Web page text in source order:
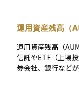
やを理解しておく
れています。資産
ン、債券などの価
注目することはと
策によって金利は
り良い投資判断に
運用資産残高（
運用資産残高（
信託やETF（上場
券会社、銀行など